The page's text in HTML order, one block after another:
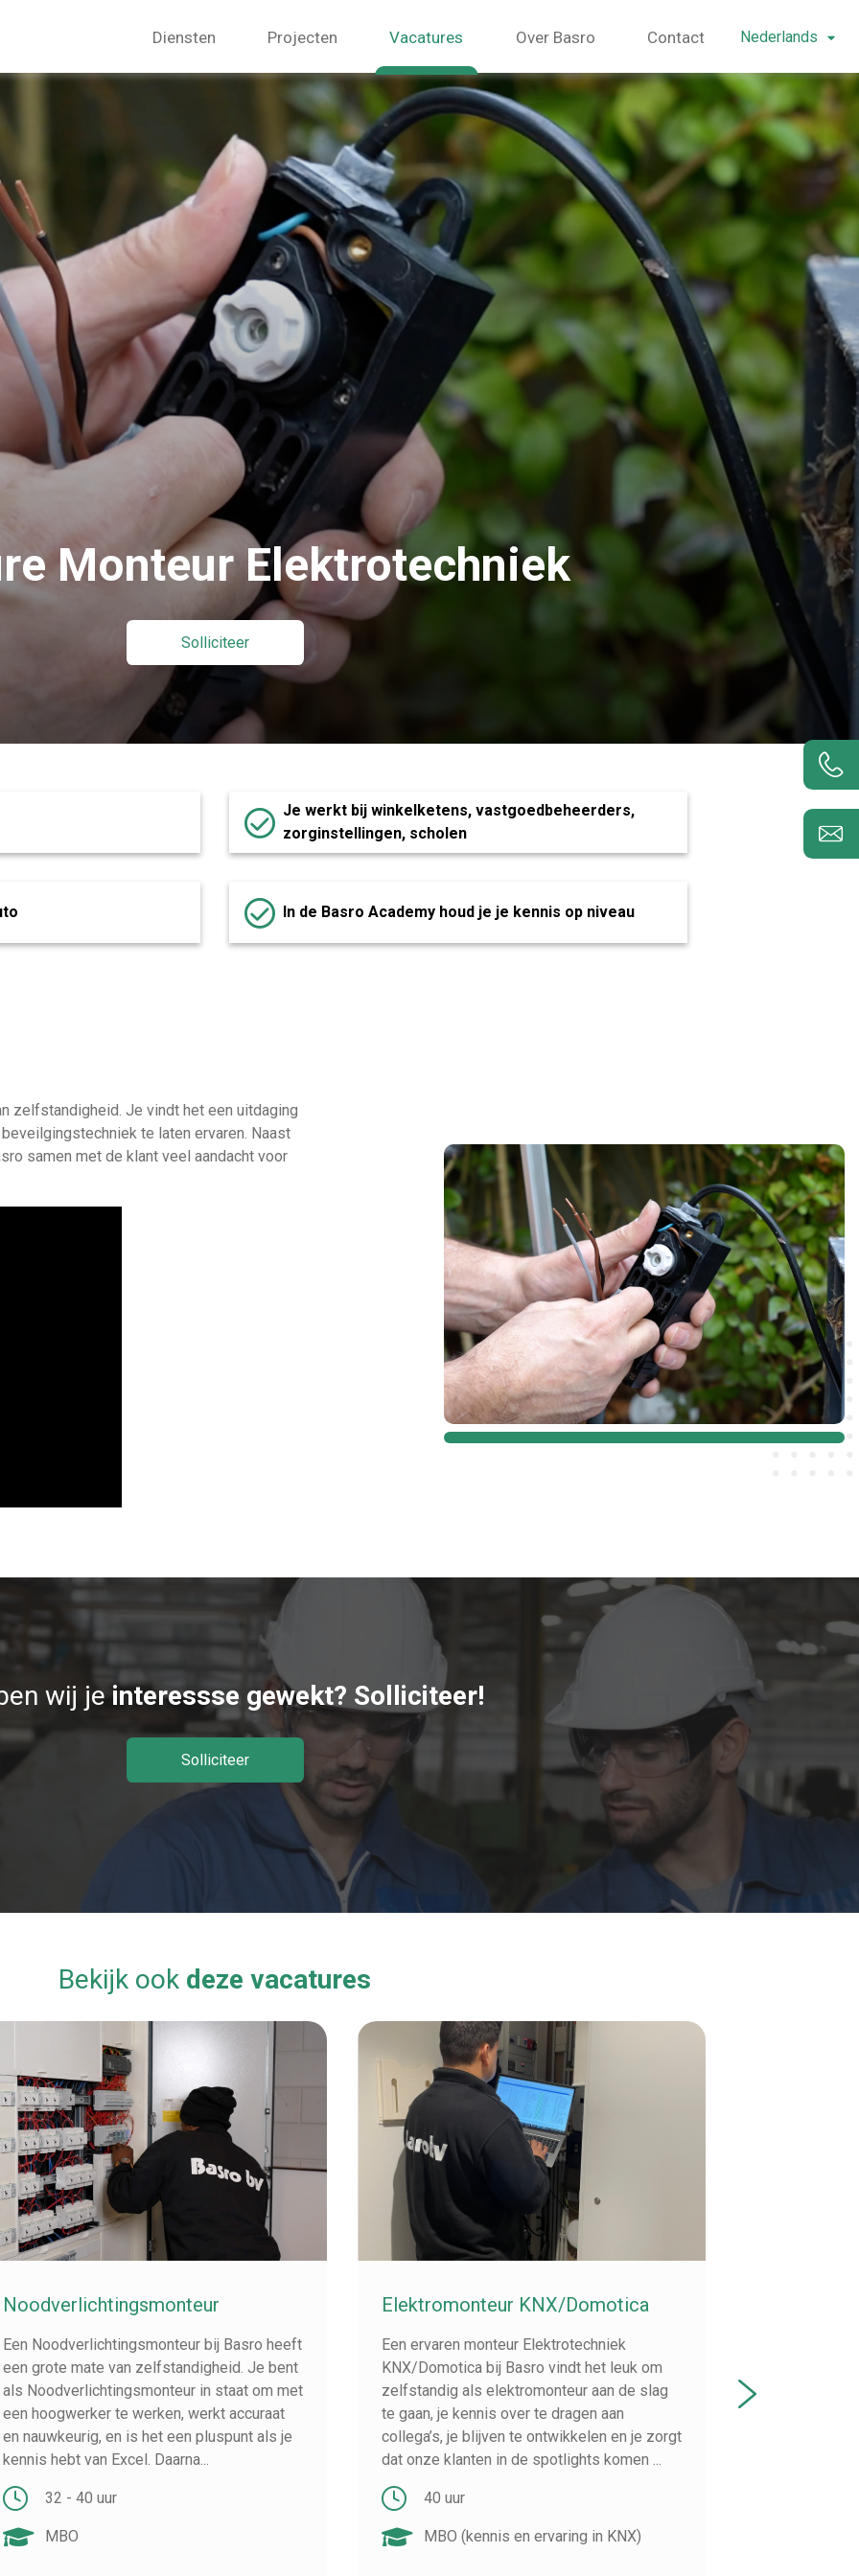
Diensten Projecten Vacatures Over Basro Contact Nederlands
Monteur Elektrotechniek
Solliciteer
Je werkt bij winkelketens, vastgoedbeheerders,
zorginstellingen, scholen
In de Basro Academy houd je je kennis op niveau
zelfstandigheid. Je vindt het een uitdaging
te laten ervaren. Naast
samen met de klant veel aandacht voor
wij jeinteressse gewekt? Solliciteer!
Solliciteer
Bekijk ook deze vacatures
Noodverlichtingsmonteur
Een Noodverlichtingsmonteur bij Basro heeft
een grote mate van zelfstandigheid. Je bent
als Noodverlichtingsmonteur in staat om met
een hoogwerker te werken, werkt accuraat
en nauwkeurig, en is het een pluspunt als je
kennis hebt van Excel. Daarna...
32 - 40 uur
MBO
Elektromonteur KNX/Domotica
Een ervaren monteur Elektrotechniek
KNX/Domotica bij Basro vindt het leuk om
zelfstandig als elektromonteur aan de slag
te gaan, je kennis over te dragen aan
collega’s, je blijven te ontwikkelen en je zorgt
dat onze klanten in de spotlights komen ...
40 uur
MBO (kennis en ervaring in KNX)